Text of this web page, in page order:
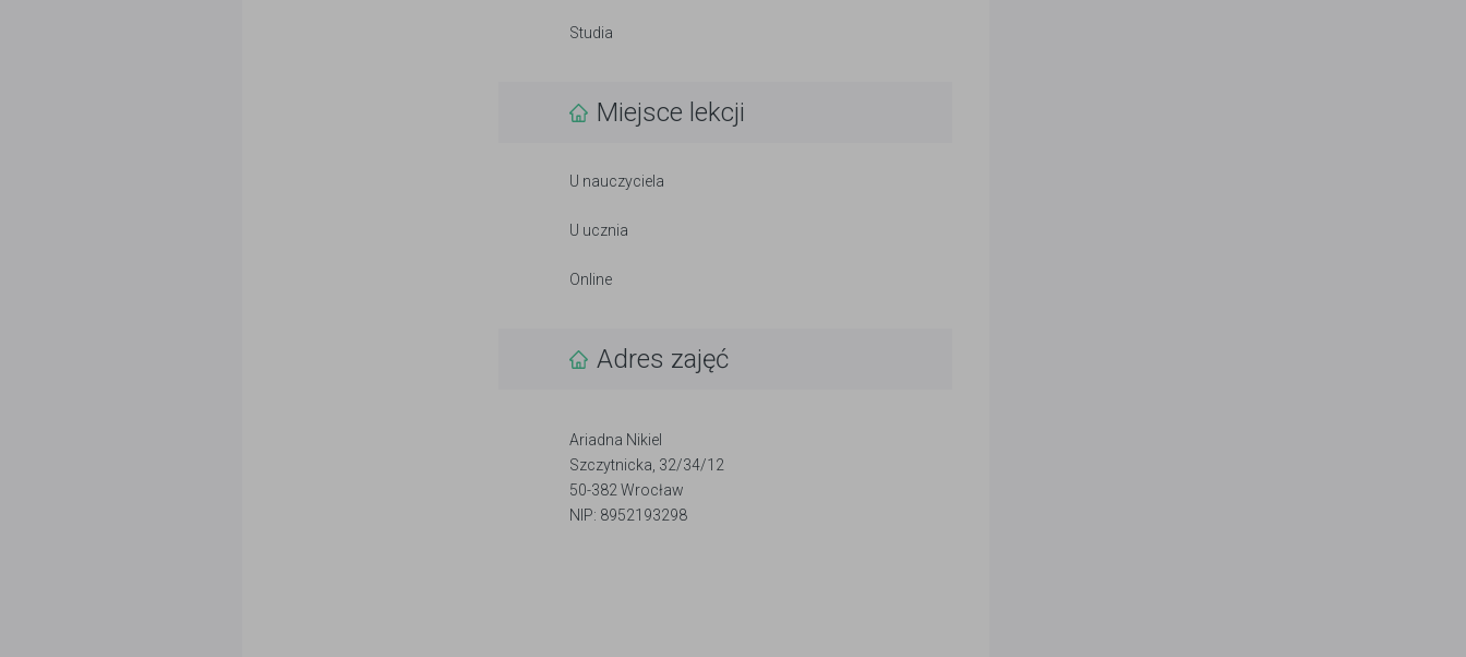
Studia
Miejsce lekcji
U nauczyciela
U ucznia
Online
Adres zajęć
Ariadna Nikiel
Szczytnicka, 32/34/12
50-382 Wrocław
NIP: 8952193298